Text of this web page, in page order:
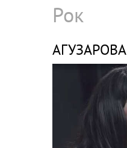
Рок
АГУЗАРОВА